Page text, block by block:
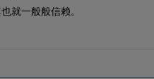
就一般般信赖。